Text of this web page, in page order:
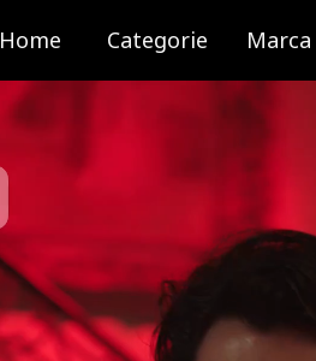
Home Categorie Marca